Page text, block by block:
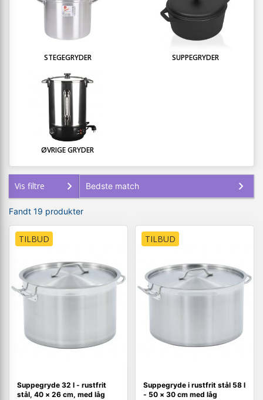
STEGEGRYDER SUPPEGRYDER
ØVRIGE GRYDER
Vis filtre
Fandt 19 produkter
TILBUD
Suppegryde 32 l - rustfrit
stål, 40 × 26 cm, med låg
TILBUD
Suppegryde i rustfrit stål 58 l
- 50 × 30 cm med låg